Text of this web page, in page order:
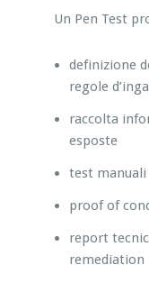
Un Pen Test
definizione
regole
raccolta
esposte
test
proof of
report
remediation